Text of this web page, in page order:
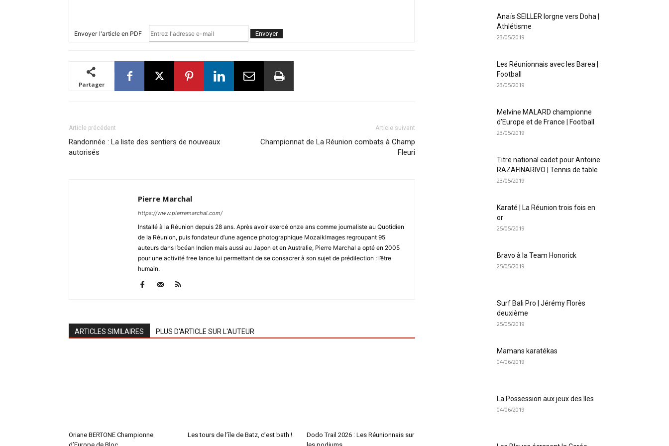
Envoyer l'article en PDF
Partager
Article précédent
Randonnée : La liste des sentiers de nouveaux
autorisés
Article suivant
Championnat de La Réunion combats à Champ
Fleuri
Pierre Marchal
https://www.pierremarchal.com/
Installé à la Réunion depuis 28 ans. Après avoir exercé onze ans comme journaliste au Quotidien
de la Réunion, puis fondateur d’une agence photographique MozaikImages regroupant 95
auteurs dans l’océan Indien mais aussi au Japon et en Australie, Pierre Marchal a opté en 2005
pour une activité free lance lui permettant de se consacrer à son sujet de prédilection : l’être
humain.
ARTICLES SIMILAIRES PLUS D'ARTICLE SUR L'AUTEUR
Oriane BERTONE Championne
Les tours de l’île de Batz, c’est bath !
Dodo Trail 2026 : Les Réunionnais sur
Anaïs SEILLER lorgne vers Doha |
Athlétisme
23/05/2019
Les Réunionnais avec les Barea |
Football
23/05/2019
Melvine MALARD championne
d’Europe et de France | Football
23/05/2019
Titre national cadet pour Antoine
RAZAFINARIVO | Tennis de table
23/05/2019
Karaté | La Réunion trois fois en
or
25/05/2019
Bravo à la Team Honorick
25/05/2019
Surf Bali Pro | Jérémy Florès
deuxième
25/05/2019
Mamans karatékas
04/06/2019
La Possession aux jeux des Iles
04/06/2019